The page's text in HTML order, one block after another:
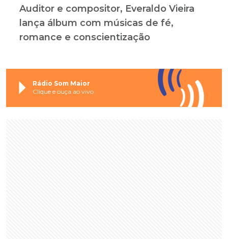
Auditor e compositor, Everaldo Vieira
lança álbum com músicas de fé,
romance e conscientização
Rádio Som Maior
Clique e ouça ao vivo